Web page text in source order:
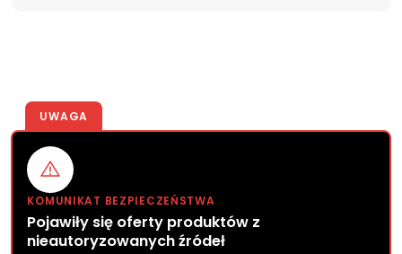
UWAGA
KOMUNIKAT BEZPIECZEŃSTWA
Pojawiły się oferty produktów z
nieautoryzowanych źródeł